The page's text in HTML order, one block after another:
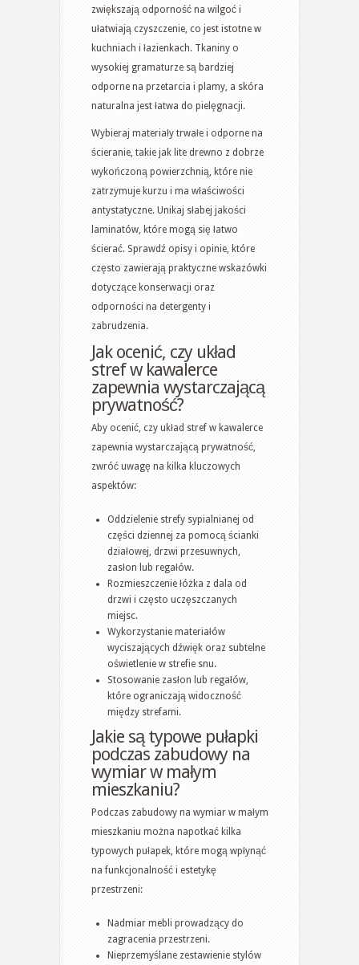
zwiększają odporność na wilgoć i
ułatwiają czyszczenie, co jest istotne w
kuchniach i łazienkach. Tkaniny o
wysokiej gramaturze są bardziej
odporne na przetarcia i plamy, a skóra
naturalna jest łatwa do pielęgnacji.
Wybieraj materiały trwałe i odporne na
ścieranie, takie jak lite drewno z dobrze
wykończoną powierzchnią, które nie
zatrzymuje kurzu i ma właściwości
antystatyczne. Unikaj słabej jakości
laminatów, które mogą się łatwo
ścierać. Sprawdź opisy i opinie, które
często zawierają praktyczne wskazówki
dotyczące konserwacji oraz
odporności na detergenty i
zabrudzenia.
Jak ocenić, czy układ
stref w kawalerce
zapewnia wystarczającą
prywatność?
Aby ocenić, czy układ stref w kawalerce
zapewnia wystarczającą prywatność,
zwróć uwagę na kilka kluczowych
aspektów:
Oddzielenie strefy sypialnianej od
części dziennej za pomocą ścianki
działowej, drzwi przesuwnych,
zasłon lub regałów.
Rozmieszczenie łóżka z dala od
drzwi i często uczęszczanych
miejsc.
Wykorzystanie materiałów
wyciszających dźwięk oraz subtelne
oświetlenie w strefie snu.
Stosowanie zasłon lub regałów,
które ograniczają widoczność
między strefami.
Jakie są typowe pułapki
podczas zabudowy na
wymiar w małym
mieszkaniu?
Podczas zabudowy na wymiar w małym
mieszkaniu można napotkać kilka
typowych pułapek, które mogą wpłynąć
na funkcjonalność i estetykę
przestrzeni:
Nadmiar mebli prowadzący do
zagracenia przestrzeni.
Nieprzemyślane zestawienie stylów